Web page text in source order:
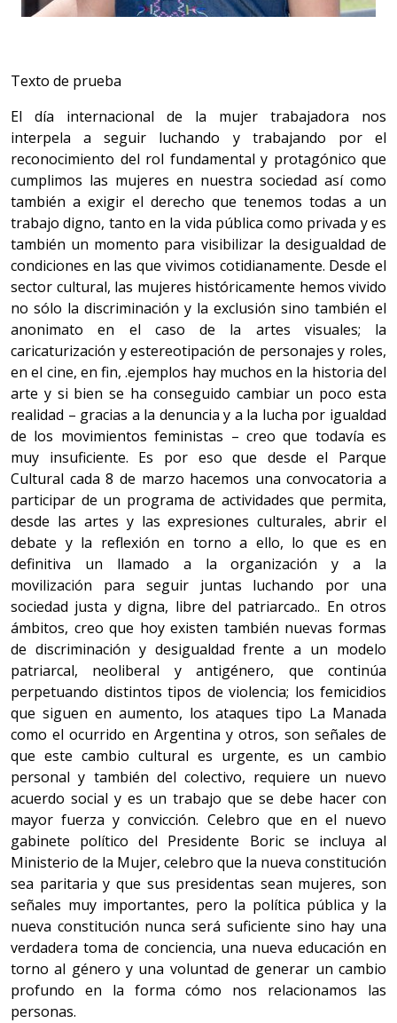
Texto de prueba
El día internacional de la mujer trabajadora nos
interpela a seguir luchando y trabajando por el
reconocimiento del rol fundamental y protagónico que
cumplimos las mujeres en nuestra sociedad así como
también a exigir el derecho que tenemos todas a un
trabajo digno, tanto en la vida pública como privada y es
también un momento para visibilizar la desigualdad de
condiciones en las que vivimos cotidianamente. Desde el
sector cultural, las mujeres históricamente hemos vivido
no sólo la discriminación y la exclusión sino también el
anonimato en el caso de la artes visuales; la
caricaturización y estereotipación de personajes y roles,
en el cine, en fin, .ejemplos hay muchos en la historia del
arte y si bien se ha conseguido cambiar un poco esta
realidad – gracias a la denuncia y a la lucha por igualdad
de los movimientos feministas – creo que todavía es
muy insuficiente. Es por eso que desde el Parque
Cultural cada 8 de marzo hacemos una convocatoria a
participar de un programa de actividades que permita,
desde las artes y las expresiones culturales, abrir el
debate y la reflexión en torno a ello, lo que es en
definitiva un llamado a la organización y a la
movilización para seguir juntas luchando por una
sociedad justa y digna, libre del patriarcado.. En otros
ámbitos, creo que hoy existen también nuevas formas
de discriminación y desigualdad frente a un modelo
patriarcal, neoliberal y antigénero, que continúa
perpetuando distintos tipos de violencia; los femicidios
que siguen en aumento, los ataques tipo La Manada
como el ocurrido en Argentina y otros, son señales de
que este cambio cultural es urgente, es un cambio
personal y también del colectivo, requiere un nuevo
acuerdo social y es un trabajo que se debe hacer con
mayor fuerza y convicción. Celebro que en el nuevo
gabinete político del Presidente Boric se incluya al
Ministerio de la Mujer, celebro que la nueva constitución
sea paritaria y que sus presidentas sean mujeres, son
señales muy importantes, pero la política pública y la
nueva constitución nunca será suficiente sino hay una
verdadera toma de conciencia, una nueva educación en
torno al género y una voluntad de generar un cambio
profundo en la forma cómo nos relacionamos las
personas.